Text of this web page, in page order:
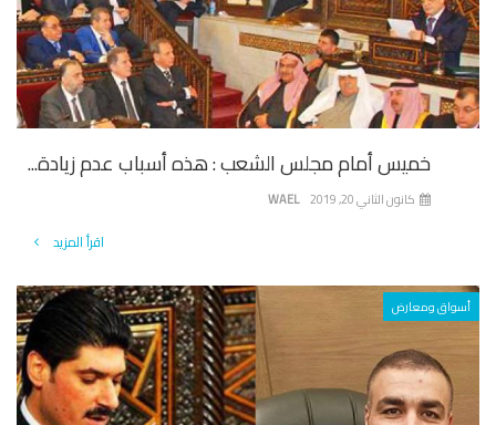
خميس أمام مجلس الشعب : هذه أسباب عدم زيادة...
WAEL كانون الثاني 20, 2019
اقرأ المزيد
أسواق ومعارض